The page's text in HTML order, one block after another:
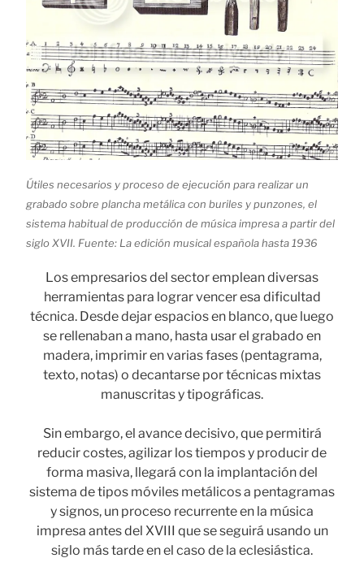
Útiles necesarios y proceso de ejecución para realizar un
grabado sobre plancha metálica con buriles y punzones, el
sistema habitual de producción de música impresa a partir del
siglo XVII. Fuente: La edición musical española hasta 1936
Los empresarios del sector emplean diversas
herramientas para lograr vencer esa dificultad
técnica. Desde dejar espacios en blanco, que luego
se rellenaban a mano, hasta usar el grabado en
madera, imprimir en varias fases (pentagrama,
texto, notas) o decantarse por técnicas mixtas
manuscritas y tipográficas.
Sin embargo, el avance decisivo, que permitirá
reducir costes, agilizar los tiempos y producir de
forma masiva, llegará con la implantación del
sistema de tipos móviles metálicos a pentagramas
y signos, un proceso recurrente en la música
impresa antes del XVIII que se seguirá usando un
siglo más tarde en el caso de la eclesiástica.